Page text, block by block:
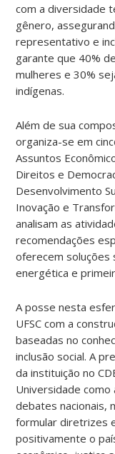
com a diversidade
gênero,
representativo e
garante que 40%
mulheres e 30%
indígenas.
Além de sua
organiza-se em
Assuntos
Direitos e
Desenvolvimento
Inovação e
analisam as
recomendações
oferecem soluções
energética e
A posse nesta
UFSC com a
baseadas no
inclusão social. A
da instituição no
Universidade
debates nacionais,
formular diretrizes
positivamente o